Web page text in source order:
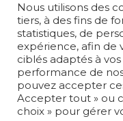
PAPIERS
TAPIS ET
MOBILIER
PROJETS
SUR-MESURE
Nous utilisons des
tiers, à des fins de
statistiques, de
expérience, afin de
ciblés adaptés à
performance de
pouvez accepter
Accepter tout » ou
choix » pour gérer